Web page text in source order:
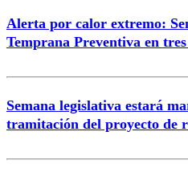
Alerta por calor extremo:
Temprana Preventiva en
Semana legislativa estará
tramitación del proyecto de